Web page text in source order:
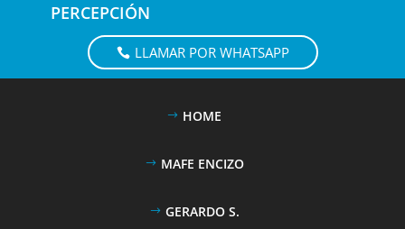
PERCEPCIÓN
LLAMAR POR WHATSAPP
HOME
MAFE ENCIZO
GERARDO S.